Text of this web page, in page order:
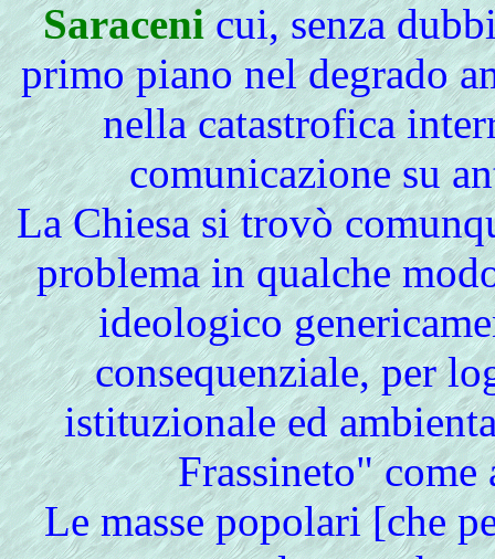
Saracenicui, senza
primo piano nel degrado
nella catastrofica
comunicazione su
La Chiesa si trovò
problema in qualche
ideologico
consequenziale, per
istituzionale ed
Frassineto"
Le masse popolari [che